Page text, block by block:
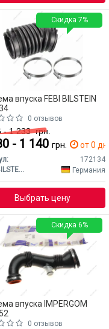
впуска FEBI BILSTEIN
0 отзывов
- 1 233грн.
- 1 140 грн. от 0 дн.
172134
FEBI BILSTEIN
Германия
Выбрать цену
Скидка 7%
впуска IMPERGOM
0 отзывов
Скидка 6%